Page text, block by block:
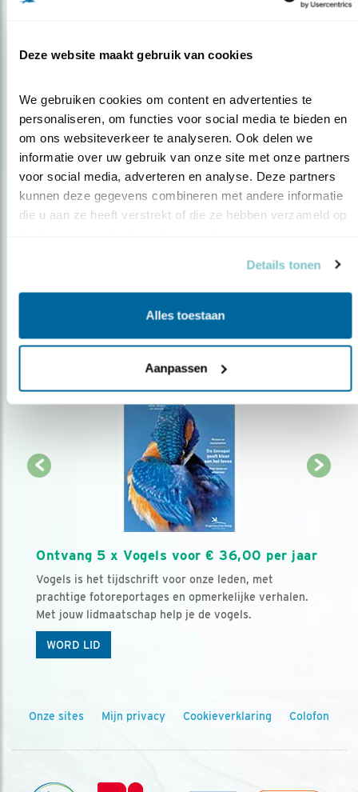
Deze website maakt gebruik van cookies
We gebruiken cookies om content en advertenties te
personaliseren, om functies voor social media te bieden en
om ons websiteverkeer te analyseren. Ook delen we
informatie over uw gebruik van onze site met onze partners
voor social media, adverteren en analyse. Deze partners
kunnen deze gegevens combineren met andere informatie
die u aan ze heeft verstrekt of die ze hebben verzameld op
Details tonen
Alles toestaan
Aanpassen
Op de hoogte blijven?
Meld je aan en ontvang nieuws, inspiratie, acties en tips
over vogels en activiteiten van Vogelbescherming.
Ontvang 5 x Vogels voor € 36,00 per jaar
Vogels is het tijdschrift voor onze leden, met
prachtige fotoreportages en opmerkelijke verhalen.
Met jouw lidmaatschap help je de vogels.
WORD LID
Onze sites Mijn privacy Cookieverklaring Colofon